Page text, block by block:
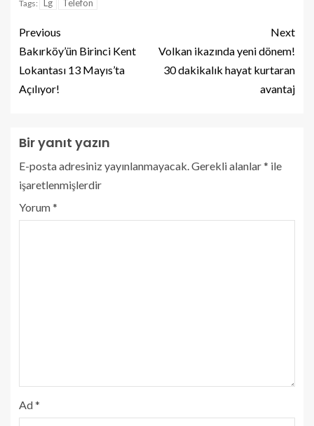
Tags: Lg Telefon
Previous
Bakırköy’ün Birinci Kent
Lokantası 13 Mayıs’ta
Açılıyor!
Next
Volkan ikazında yeni dönem!
30 dakikalık hayat kurtaran
avantaj
Bir yanıt yazın
E-posta adresiniz yayınlanmayacak.Gerekli alanlar* ile
işaretlenmişlerdir
Yorum*
Ad*